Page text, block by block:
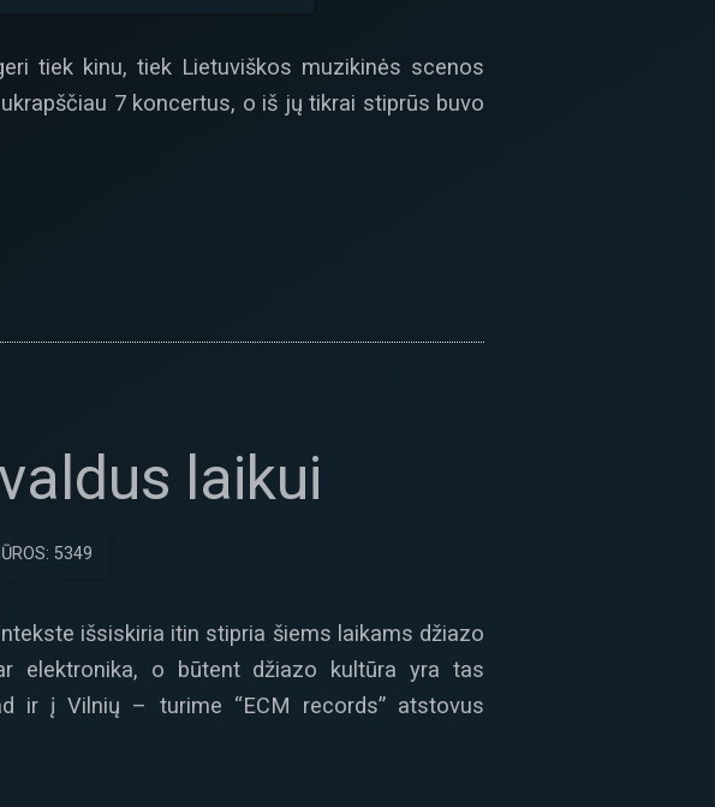
tiek kinu, tiek Lietuviškos muzikinės scenos
7 koncertus, o iš jų tikrai stiprūs buvo
laikui
5349
išsiskiria itin stipria šiems laikams džiazo
elektronika, o būtent džiazo kultūra yra tas
ir į Vilnių – turime “ECM records” atstovus